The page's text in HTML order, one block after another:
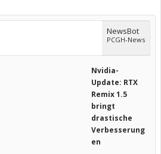
NewsBot
PCGH-News
Nvidia-
Update: RTX
Remix 1.5
bringt
drastische
Verbesserung
en